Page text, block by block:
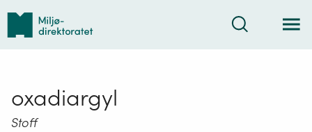
Tilbake
forsiden
Søk
oxadiargyl
Stoff